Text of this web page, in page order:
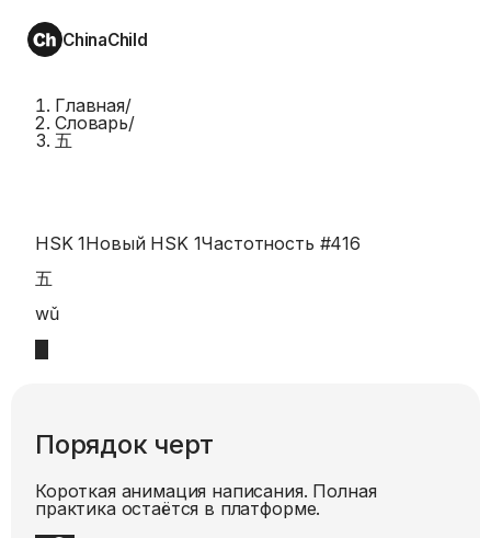
ChinaChild
Главная/
Словарь/
五
HSK 1Новый HSK 1Частотность #416
五
wǔ
Порядок черт
Короткая анимация написания. Полная
практика остаётся в платформе.